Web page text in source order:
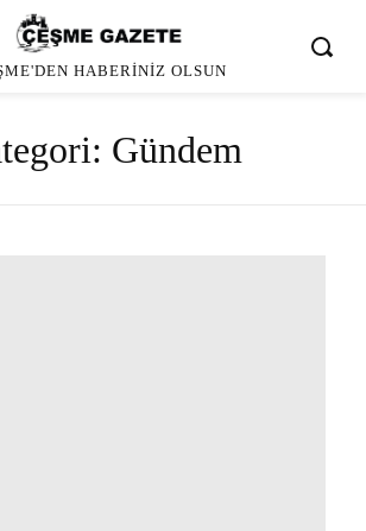
HABERINIZ OLSUN
Gündem